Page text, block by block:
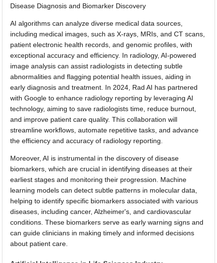
Disease Diagnosis and Biomarker Discovery
AI algorithms can analyze diverse medical data sources,
including medical images, such as X-rays, MRIs, and CT scans,
patient electronic health records, and genomic profiles, with
exceptional accuracy and efficiency. In radiology, AI-powered
image analysis can assist radiologists in detecting subtle
abnormalities and flagging potential health issues, aiding in
early diagnosis and treatment. In 2024, Rad AI has partnered
with Google to enhance radiology reporting by leveraging AI
technology, aiming to save radiologists time, reduce burnout,
and improve patient care quality. This collaboration will
streamline workflows, automate repetitive tasks, and advance
the efficiency and accuracy of radiology reporting.
Moreover, AI is instrumental in the discovery of disease
biomarkers, which are crucial in identifying diseases at their
earliest stages and monitoring their progression. Machine
learning models can detect subtle patterns in molecular data,
helping to identify specific biomarkers associated with various
diseases, including cancer, Alzheimer's, and cardiovascular
conditions. These biomarkers serve as early warning signs and
can guide clinicians in making timely and informed decisions
about patient care.